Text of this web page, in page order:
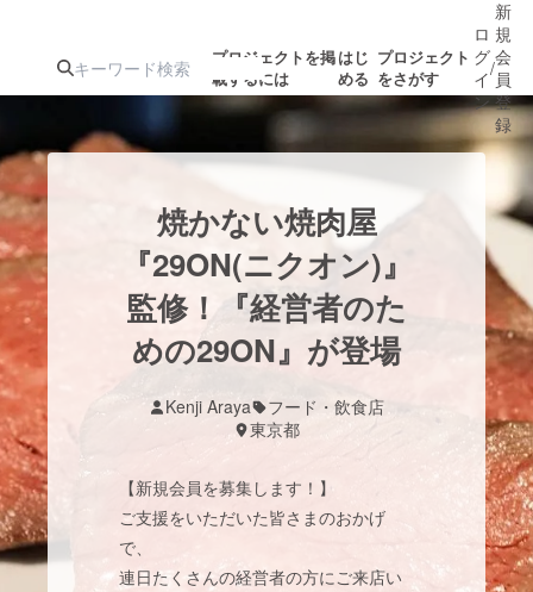
プロジェクトを掲
載するには
はじ
める
プロジェクト
をさがす
人気のプロ
ジェクト
注目のリ 注目の新着プロ
ジェクト
募集終了が近いプ
ロジェクト
もうすぐ公開
されます
アート・写真
ゲーム・
書籍・雑誌
ビジネス・起業 チャレンジ
まちづくり・地域活性化
ロ
グ
イ
ン
/
新
規
会
員
登
録
焼かない焼肉屋
『29ON(ニクオン)』
監修！『経営者のた
めの29ON』が登場
Kenji Araya
フード・飲食店
東京都
【新規会員を募集します！】
ご支援をいただいた皆さまのおかげ
で、
連日たくさんの経営者の方にご来店い